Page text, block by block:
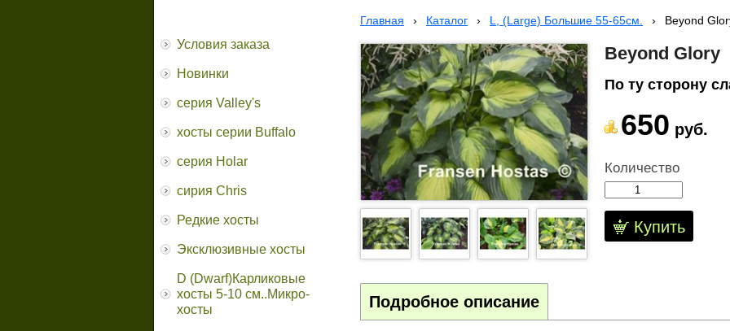
Условия заказа
Новинки
серия Valley's
хосты серии Buffalo
серия Holar
сирия Chris
Редкие хосты
Эксклюзивные хосты
D (Dwarf)Карликовые
хосты 5-10 см..Микро-
хосты
Главная › Каталог › L, (Large) Большие 55-65cм. › Beyond
Beyond Glory
По ту сторону
650 руб.
Количество
Купить
Подробное описание